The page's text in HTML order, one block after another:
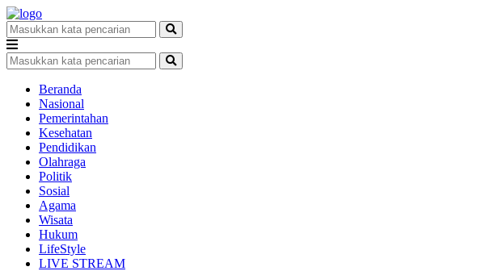
Beranda
Nasional
Pemerintahan
Kesehatan
Pendidikan
Olahraga
Politik
Sosial
Agama
Wisata
Hukum
LifeStyle
LIVE STREAM